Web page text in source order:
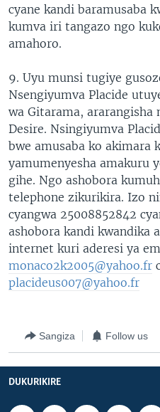
cyane kandi baramusaba
kumva iri tangazo ngo
amahoro.
9. Uyu munsi tugiye
Nsengiyumva Placide
wa Gitarama, ararangisha
Desire. Nsingiyumva
bwe amusaba ko akimara
yamumenyesha amakuru
gihe. Ngo ashobora
telephone zikurikira. Izo
cyangwa 25008852842
ashobora kandi kwandika
internet kuri aderesi ya
monaco2k2005@yahoo.fr
placideus007@yahoo.fr
Sangiza Follow us
DUKURIKIRE